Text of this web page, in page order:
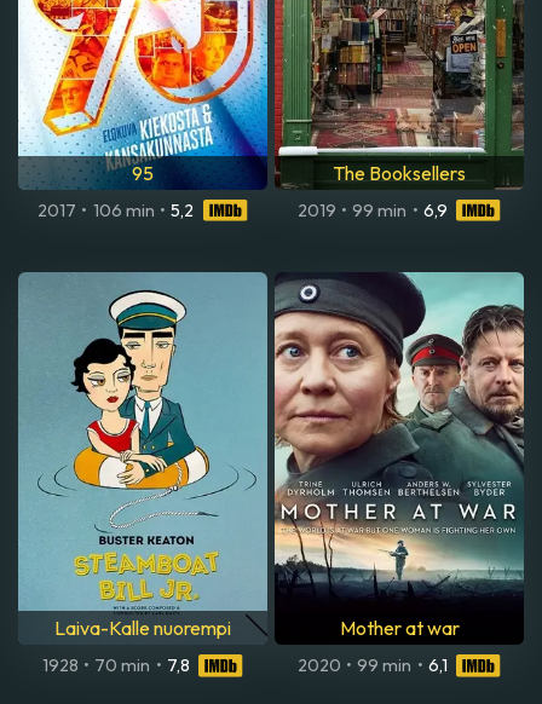
95
2017 • 106 min • 5,2
The Booksellers
2019 • 99 min • 6,9
Laiva-Kalle nuorempi
1928 • 70 min • 7,8
Mother at war
2020 • 99 min • 6,1